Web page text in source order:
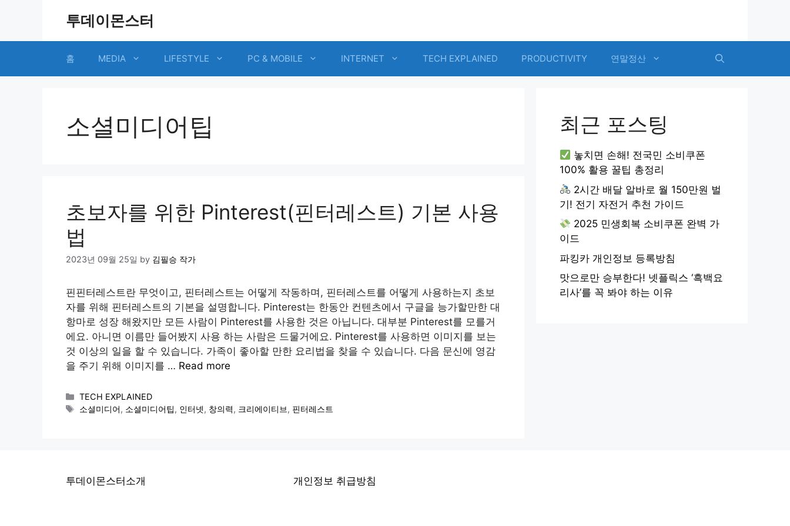
투데이몬스터
홈 MEDIA LIFESTYLE PC & MOBILE INTERNET TECH EXPLAINED PRODUCTIVITY 연말정산
소셜미디어팁
초보자를 위한 Pinterest(핀터레스트) 기본 사용
법
2023년 09월 25일 by 김필승 작가
핀핀터레스트란 무엇이고, 핀터레스트는 어떻게 작동하며, 핀터레스트를 어떻게 사용하는지 초보
자를 위해 핀터레스트의 기본을 설명합니다. Pinterest는 한동안 컨텐츠에서 구글을 능가할만한 대
항마로 성장 해왔지만 모든 사람이 Pinterest를 사용한 것은 아닙니다. 대부분 Pinterest를 모를거
에요. 아니면 이름만 들어봤지 사용 하는 사람은 드물거에요. Pinterest를 사용하면 이미지를 보는
것 이상의 일을 할 수 있습니다. 가족이 좋아할 만한 요리법을 찾을 수 있습니다. 다음 문신에 영감
을 주기 위해 이미지를 … Read more
Categories
TECH EXPLAINED
Tags
소셜미디어, 소셜미디어팁, 인터넷, 창의력, 크리에이티브, 핀터레스트
최근 포스팅
놓치면 손해! 전국민 소비쿠폰
100% 활용 꿀팁 총정리
2시간 배달 알바로 월 150만원 벌
기! 전기 자전거 추천 가이드
2025 민생회복 소비쿠폰 완벽 가
이드
파킹카 개인정보 등록방침
맛으로만 승부한다! 넷플릭스 ‘흑백요
리사’를 꼭 봐야 하는 이유
투데이몬스터소개 개인정보 취급방침